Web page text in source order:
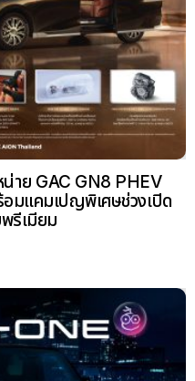
าย GAC GN8 PHEV
มแคมเปญพิเศษช่วงเปิด
รีเมียม